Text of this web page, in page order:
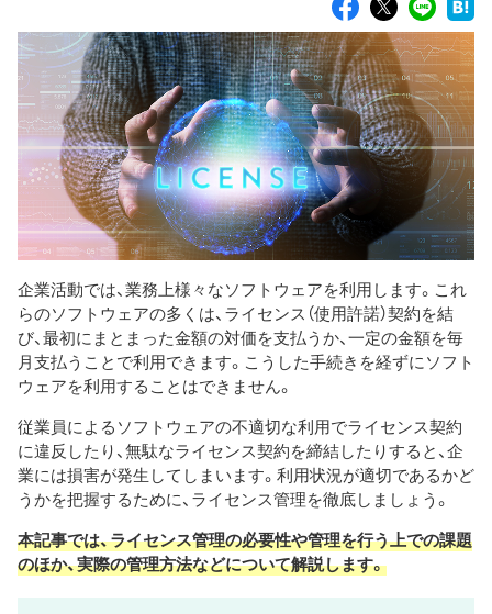
企業活動では、業務上様々なソフトウェアを利用します。これ
らのソフトウェアの多くは、ライセンス（使用許諾）契約を結
び、最初にまとまった金額の対価を支払うか、一定の金額を毎
月支払うことで利用できます。こうした手続きを経ずにソフト
ウェアを利用することはできません。
従業員によるソフトウェアの不適切な利用でライセンス契約
に違反したり、無駄なライセンス契約を締結したりすると、企
業には損害が発生してしまいます。利用状況が適切であるかど
うかを把握するために、ライセンス管理を徹底しましょう。
本記事では、ライセンス管理の必要性や管理を行う上での課題
のほか、実際の管理方法などについて解説します。